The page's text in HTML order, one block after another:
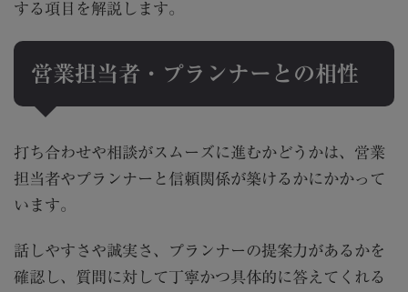
する項目を解説します。
営業担当者・プランナーとの相性
打ち合わせや相談がスムーズに進むかどうかは、営業
担当者やプランナーと信頼関係が築けるかにかかって
います。
話しやすさや誠実さ、プランナーの提案力があるかを
確認し、質問に対して丁寧かつ具体的に答えてくれる